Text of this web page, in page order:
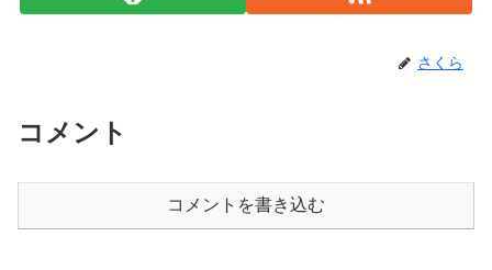
さくら
コメント
コメントを書き込む